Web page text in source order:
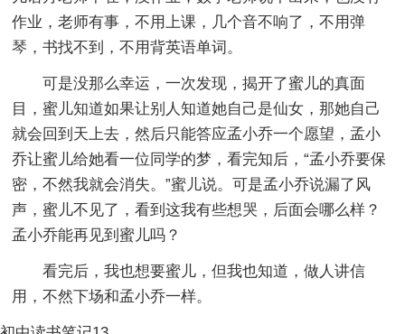
作业，老师有事，不用上课，几个音不响了，不用弹
琴，书找不到，不用背英语单词。
可是没那么幸运，一次发现，揭开了蜜儿的真面
目，蜜儿知道如果让别人知道她自己是仙女，那她自己
就会回到天上去，然后只能答应孟小乔一个愿望，孟小
乔让蜜儿给她看一位同学的梦，看完知后，“孟小乔要保
密，不然我就会消失。”蜜儿说。可是孟小乔说漏了风
声，蜜儿不见了，看到这我有些想哭，后面会哪么样？
孟小乔能再见到蜜儿吗？
看完后，我也想要蜜儿，但我也知道，做人讲信
用，不然下场和孟小乔一样。